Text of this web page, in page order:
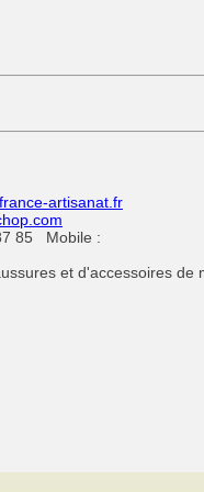
artisanat.fr
85 Mobile :
et d'accessoires de